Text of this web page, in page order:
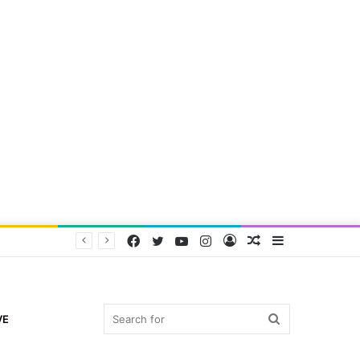
Random
Log
Instagram
YouTube
Twitter
Facebook